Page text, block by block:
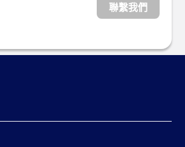
聯繫我們